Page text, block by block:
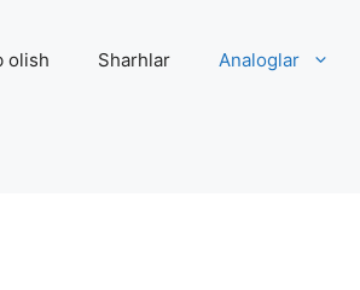
olish Sharhlar Analoglar